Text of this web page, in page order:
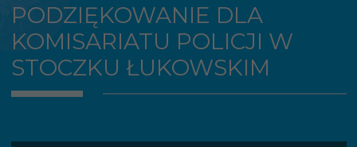
PODZIĘKOWANIE DLA
KOMISARIATU POLICJI W
STOCZKU ŁUKOWSKIM